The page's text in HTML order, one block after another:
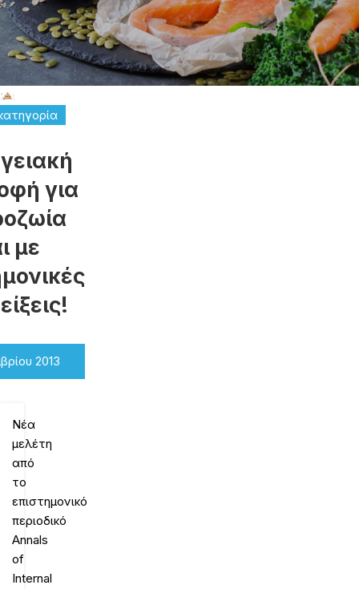
για
με
2013
Νέα
μελέτη
από
το
επιστημονικό
περιοδικό
Annals
of
Internal